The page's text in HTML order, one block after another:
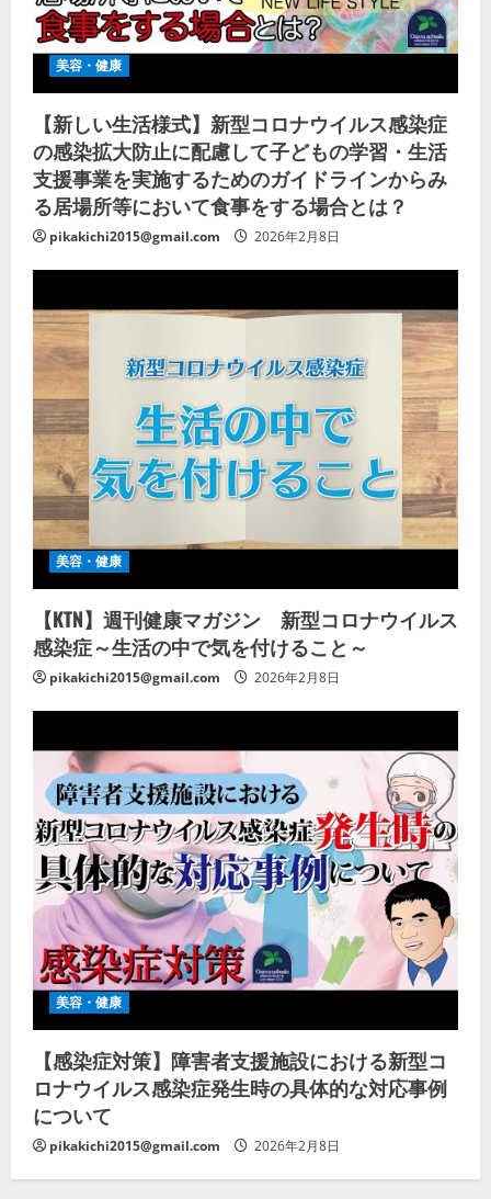
美容・健康
【新しい生活様式】新型コロナウイルス感染症
の感染拡大防止に配慮して子どもの学習・生活
支援事業を実施するためのガイドラインからみ
る居場所等において食事をする場合とは？
pikakichi2015@gmail.com 2026年2月8日
美容・健康
【KTN】週刊健康マガジン 新型コロナウイルス
感染症～生活の中で気を付けること～
pikakichi2015@gmail.com 2026年2月8日
美容・健康
【感染症対策】障害者支援施設における新型コ
ロナウイルス感染症発生時の具体的な対応事例
について
pikakichi2015@gmail.com 2026年2月8日